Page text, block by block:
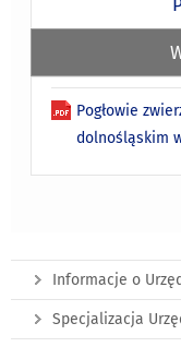
Pogłowie
dolnośląskim
Informacje o
Specjalizacja